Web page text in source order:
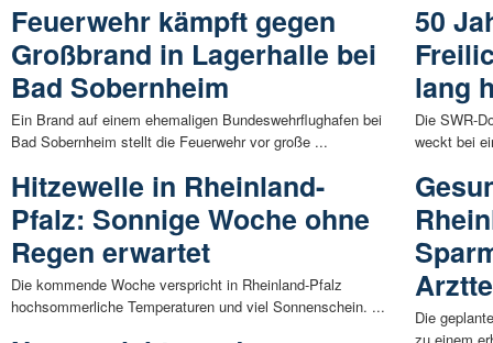
Feuerwehr kämpft gegen
Großbrand in Lagerhalle bei
Bad Sobernheim
Ein Brand auf einem ehemaligen Bundeswehrflughafen bei
Bad Sobernheim stellt die Feuerwehr vor große ...
Hitzewelle in Rheinland-
Pfalz: Sonnige Woche ohne
Regen erwartet
Die kommende Woche verspricht in Rheinland-Pfalz
hochsommerliche Temperaturen und viel Sonnenschein. ...
50
lang
Die SWR-
weckt bei
Die